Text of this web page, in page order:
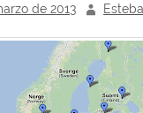
de 2013